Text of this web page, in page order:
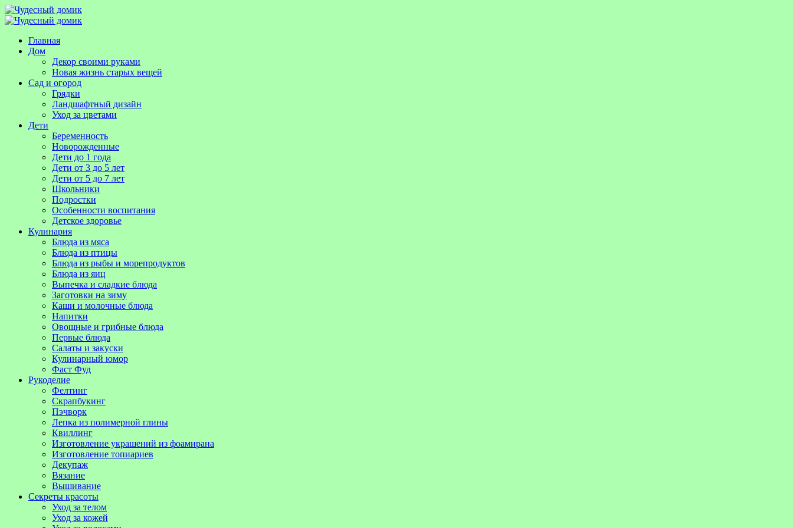
Главная
Дом
Декор своими руками
Новая жизнь старых вещей
Сад и огород
Грядки
Ландшафтный дизайн
Уход за цветами
Дети
Беременность
Новорожденные
Дети до 1 года
Дети от 3 до 5 лет
Дети от 5 до 7 лет
Школьники
Подростки
Особенности воспитания
Детское здоровье
Кулинария
Блюда из мяса
Блюда из птицы
Блюда из рыбы и морепродуктов
Блюда из яиц
Выпечка и сладкие блюда
Заготовки на зиму
Каши и молочные блюда
Напитки
Овощные и грибные блюда
Первые блюда
Салаты и закуски
Кулинарный юмор
Фаст Фуд
Рукоделие
Фелтинг
Скрапбукинг
Пэчворк
Лепка из полимерной глины
Квиллинг
Изготовление украшений из фоамирана
Изготовление топиариев
Декупаж
Вязание
Вышивание
Секреты красоты
Уход за телом
Уход за кожей